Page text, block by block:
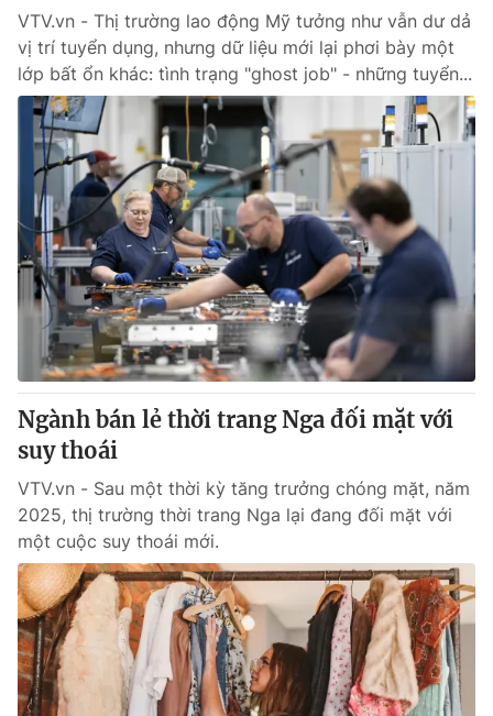
VTV.vn - Thị trường lao động Mỹ tưởng như vẫn dư dả
vị trí tuyển dụng, nhưng dữ liệu mới lại phơi bày một
lớp bất ổn khác: tình trạng "ghost job" - những tuyển...
Ngành bán lẻ thời trang Nga đối mặt với
suy thoái
VTV.vn - Sau một thời kỳ tăng trưởng chóng mặt, năm
2025, thị trường thời trang Nga lại đang đối mặt với
một cuộc suy thoái mới.